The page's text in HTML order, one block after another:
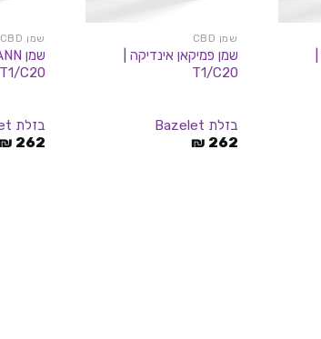
שמן CBD
שמן פמיקאן אינדיקה |
T1/C20
בזלת Bazelet
262
₪
שמן CBD
T1/C20
בזלת Bazelet
262